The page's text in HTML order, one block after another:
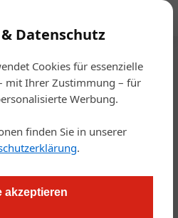
Datenschutz
Cookies für essenzielle
mit Ihrer Zustimmung – für
Werbung.
finden Sie in unserer
.
akzeptieren
Handel & Hersteller
Zwettl setzt auf
Gerste
04.08.2023, 13:01 Uhr